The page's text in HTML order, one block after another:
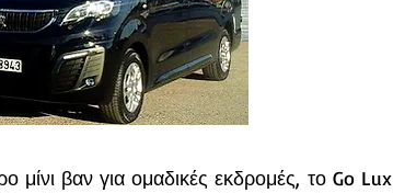
μίνι βαν για ομαδικές εκδρομές, το Go Lux